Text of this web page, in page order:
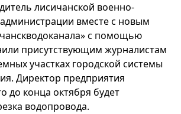
лисичанской военно-
вместе с новым
с помощью
присутствующим журналистам
участках городской системы
Директор предприятия
до конца октября будет
водопровода.